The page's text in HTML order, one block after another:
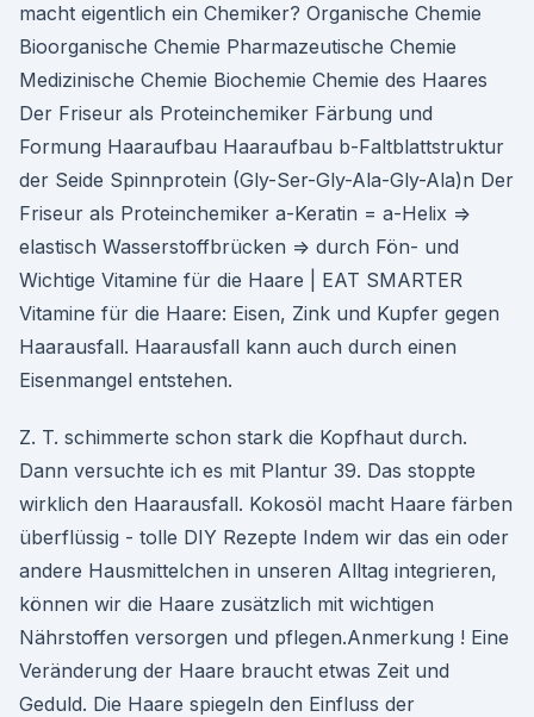
macht eigentlich ein Chemiker? Organische Chemie
Bioorganische Chemie Pharmazeutische Chemie
Medizinische Chemie Biochemie Chemie des Haares
Der Friseur als Proteinchemiker Färbung und
Formung Haaraufbau Haaraufbau b-Faltblattstruktur
der Seide Spinnprotein (Gly-Ser-Gly-Ala-Gly-Ala)n Der
Friseur als Proteinchemiker a-Keratin = a-Helix =>
elastisch Wasserstoffbrücken => durch Fön- und
Wichtige Vitamine für die Haare | EAT SMARTER
Vitamine für die Haare: Eisen, Zink und Kupfer gegen
Haarausfall. Haarausfall kann auch durch einen
Eisenmangel entstehen.
Z. T. schimmerte schon stark die Kopfhaut durch.
Dann versuchte ich es mit Plantur 39. Das stoppte
wirklich den Haarausfall. Kokosöl macht Haare färben
überflüssig - tolle DIY Rezepte Indem wir das ein oder
andere Hausmittelchen in unseren Alltag integrieren,
können wir die Haare zusätzlich mit wichtigen
Nährstoffen versorgen und pflegen.Anmerkung ! Eine
Veränderung der Haare braucht etwas Zeit und
Geduld. Die Haare spiegeln den Einfluss der